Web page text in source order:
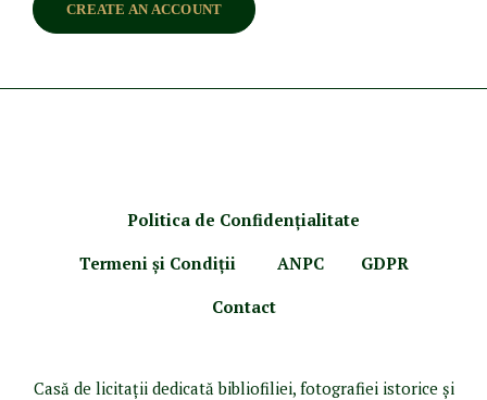
CREATE AN ACCOUNT
Politica de Confidenţialitate
Termeni şi Condiţii
ANPC
GDPR
Contact
Casă de licitaţii dedicată bibliofiliei, fotografiei istorice şi